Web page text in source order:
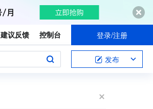
建议反馈 控制台 登录/注册
发布